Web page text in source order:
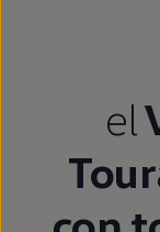
el